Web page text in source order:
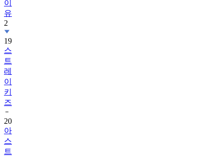
이
유
2
19
스
트
레
이
키
즈
20
아
스
트